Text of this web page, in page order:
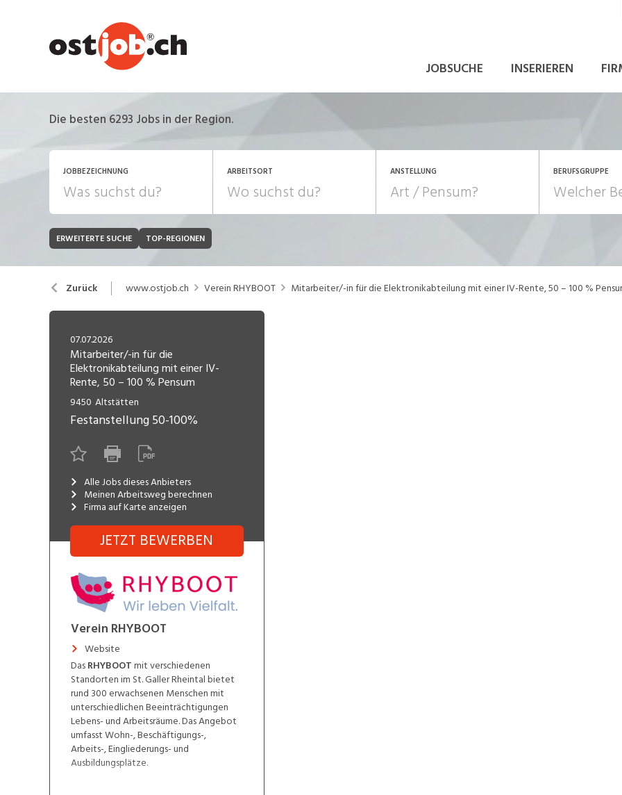
JOBSUCHE INSERIEREN
Die besten 6293 Jobs in der Region.
JOBBEZEICHNUNG ARBEITSORT ANSTELLUNG
JOB-TYP
Festanstellung
Temporär (befristet)
Freelance
Lehrstelle
BERUFSGRUPPE
Bank, Versicherung
Chemie, Pharma, Biotechnologie
Consulting, Human Resources Einkauf, Logistik,
Verkehr
Engineering, Technik, Architektur
Gastronomie, Hotellerie,
Tourismus, Lebensmittel
Informatik, Telekommunikation
Marketing, Kommunikation,
Medien, Druck
Verkauf, Handel, Kundenberatung,
Aussendienst
ERWEITERTE SUCHE TOP-REGIONEN
Zurück www.ostjob.ch Verein RHYBOOT Mitarbeiter/-in für die Elektronikabteilung mit einer IV-Rente, 50 – 100 %
07.07.2026
Mitarbeiter/-in für die
Elektronikabteilung mit einer IV-
Rente, 50 – 100 % Pensum
9450 Altstätten
Festanstellung50-100%
Alle Jobs dieses Anbieters
Meinen Arbeitsweg berechnen
Firma auf Karte anzeigen
JETZT BEWERBEN
Verein RHYBOOT
Website
DasRHYBOOTmit verschiedenen
Standorten im St. Galler Rheintal bietet
rund 300 erwachsenen Menschen mit
unterschiedlichen Beeinträchtigungen
Lebens- und Arbeitsräume. Das Angebot
umfasst Wohn-, Beschäftigungs-,
Arbeits-, Eingliederungs- und
Ausbildungsplätze.